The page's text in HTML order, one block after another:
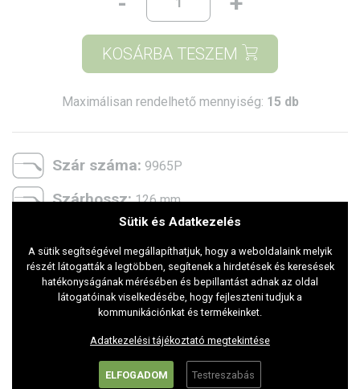
KOSÁRBA TESZEM
Maximálisan rendelhető mennyiség: 15 db
Szár száma: 9965P
Szárhossz: 126 mm
Két lencse közti távolság: 0 mm
2 szár közötti távolság: 107 mm
Lencse magasság: 59 mm
Lencse szélesség: 70 mm
Sütik és Adatkezelés
A sütik segítségével megállapíthatjuk, hogy a weboldalaink melyik
részét látogatták a legtöbben, segítenek a hirdetések és keresések
hatékonyságának mérésében és bepillantást adnak az oldal
látogatóinak viselkedésébe, hogy fejleszteni tudjuk a
kommunikációnkat és termékeinket.
Adatkezelési tájékoztató megtekintése
ELFOGADOM Testreszabás